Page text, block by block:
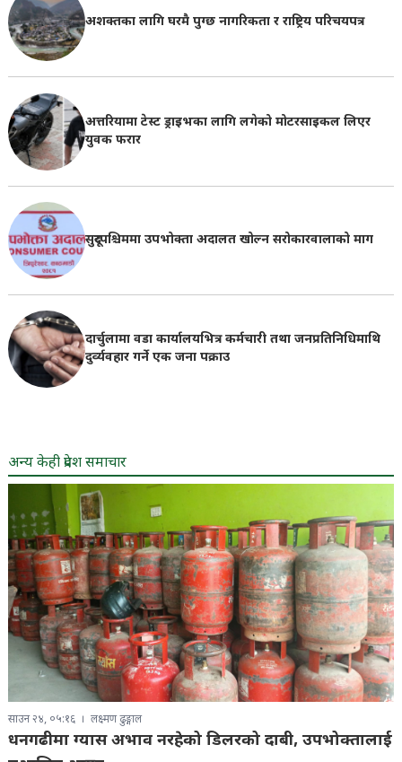
अशक्तका लागि घरमै पुग्छ नागरिकता र राष्ट्रिय परिचयपत्र
अत्तरियामा टेस्ट ड्राइभका लागि लगेको मोटरसाइकल लिएर
युवक फरार
सुदूरपश्चिममा उपभोक्ता अदालत खोल्न सरोकारवालाको माग
दार्चुलामा वडा कार्यालयभित्र कर्मचारी तथा जनप्रतिनिधिमाथि
दुर्व्यवहार गर्ने एक जना पक्राउ
अन्य केही प्रदेश समाचार
साउन २४, ०५:१६ लक्ष्मण ढुङ्गाल
धनगढीमा ग्यास अभाव नरहेको डिलरको दाबी, उपभोक्तालाई